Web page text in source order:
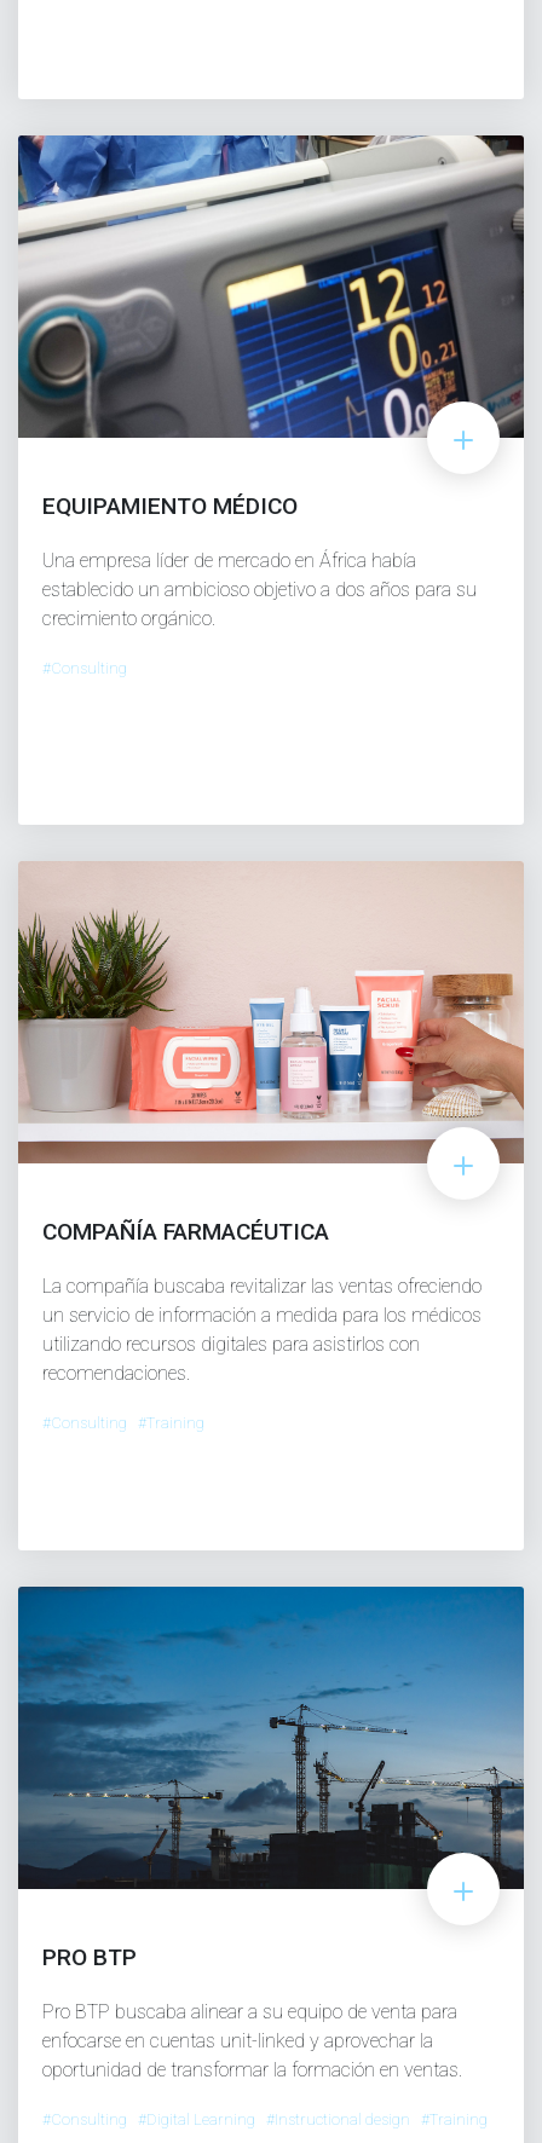
EQUIPAMIENTO MÉDICO
Una empresa líder de mercado en África había
establecido un ambicioso objetivo a dos años para su
crecimiento orgánico.
#Consulting
COMPAÑÍA FARMACÉUTICA
La compañía buscaba revitalizar las ventas ofreciendo
un servicio de información a medida para los médicos
utilizando recursos digitales para asistirlos con
recomendaciones.
#Consulting #Training
PRO BTP
Pro BTP buscaba alinear a su equipo de venta para
enfocarse en cuentas unit-linked y aprovechar la
oportunidad de transformar la formación en ventas.
#Consulting #Digital Learning #Instructional design #Training